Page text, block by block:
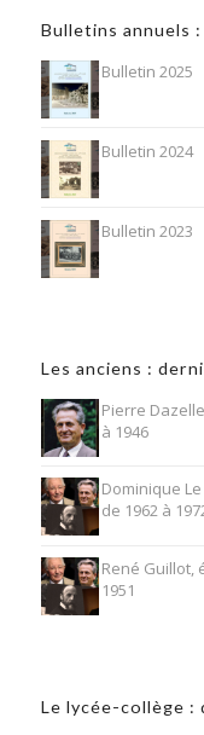
Bulletins annuels
Bulletin 2025
Bulletin 2024
Bulletin 2023
Les anciens :
Pierre
à 1946
Dominique
de 1962 à
René Guillot,
1951
Le lycée-collège :